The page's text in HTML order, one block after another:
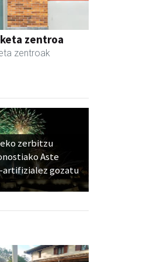
zentroa
zentroak
zerbitzu
Aste
artifizialez gozatu